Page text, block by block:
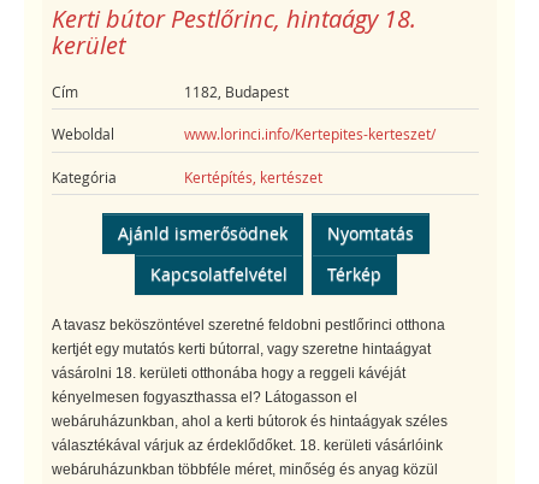
Kerti bútor Pestlőrinc, hintaágy 18.
kerület
Cím 1182, Budapest
Weboldal www.lorinci.info/Kertepites-kerteszet/
Kategória Kertépítés, kertészet
Ajánld ismerősödnek
Nyomtatás
Kapcsolatfelvétel
Térkép
A tavasz beköszöntével szeretné feldobni pestlőrinci otthona
kertjét egy mutatós kerti bútorral, vagy szeretne hintaágyat
vásárolni 18. kerületi otthonába hogy a reggeli kávéját
kényelmesen fogyaszthassa el? Látogasson el
webáruházunkban, ahol a kerti bútorok és hintaágyak széles
választékával várjuk az érdeklődőket. 18. kerületi vásárlóink
webáruházunkban többféle méret, minőség és anyag közül